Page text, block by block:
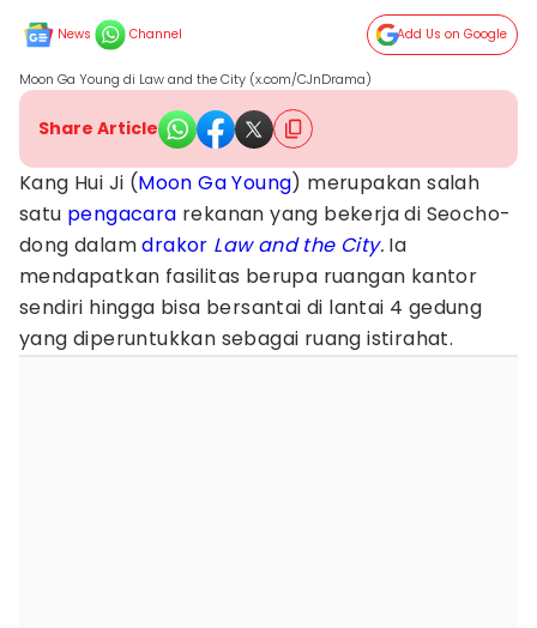
News Channel Add Us on Google
Moon Ga Young di Law and the City (x.com/CJnDrama)
Share Article
Kang Hui Ji (Moon Ga Young) merupakan salah
satu pengacara rekanan yang bekerja di Seocho-
dong dalamdrakor Law and the City. Ia
mendapatkan fasilitas berupa ruangan kantor
sendiri hingga bisa bersantai di lantai 4 gedung
yang diperuntukkan sebagai ruang istirahat.